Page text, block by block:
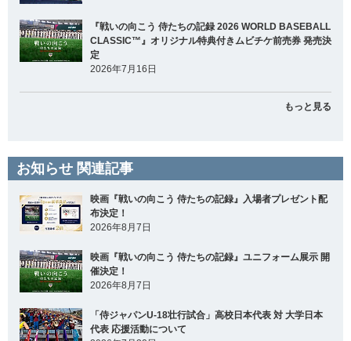
『戦いの向こう 侍たちの記録 2026 WORLD BASEBALL
CLASSIC™』オリジナル特典付きムビチケ前売券 発売決
定
2026年7月16日
もっと見る
お知らせ 関連記事
映画『戦いの向こう 侍たちの記録』入場者プレゼント配
布決定！
2026年8月7日
映画『戦いの向こう 侍たちの記録』ユニフォーム展示 開
催決定！
2026年8月7日
「侍ジャパンU-18壮行試合」高校日本代表 対 大学日本
代表 応援活動について